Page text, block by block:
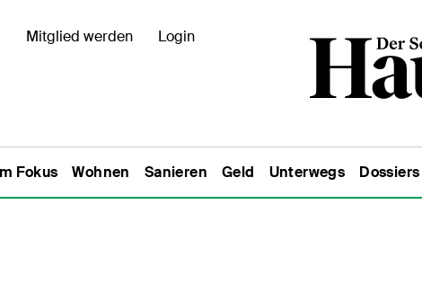
Mitglied werden Login
Fokus Wohnen Sanieren Geld Unterwegs Dossiers